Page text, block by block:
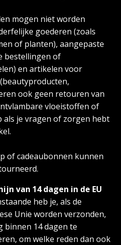
mogen niet worden
goederen (zoals
of planten), aangepaste
bestellingen of
en artikelen voor
ook geen retouren van
vloeistoffen of
als je vragen of zorgen hebt
of cadeaubonnen kunnen
van 14 dagen in de EU
heb je, als de
Unie worden verzonden,
binnen 14 dagen te
om welke reden dan ook